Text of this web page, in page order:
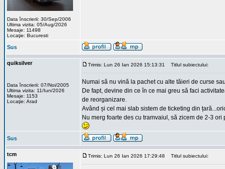
Data înscrierii: 30/Sep/2006
Ultima vizita: 05/Aug/2026
Mesaje: 11498
Locaţie: Bucuresti
Sus
quiksilver
Data înscrierii: 07/Noi/2005
Ultima vizita: 11/Iun/2026
Mesaje: 1153
Locaţie: Arad
Trimis: Lun 26 Ian 2026 15:13:31 Titlul subiectului:
Numai să nu vină la pachet cu alte tăieri de curse
De fapt, devine din ce în ce mai greu să faci
de reorganizare.
Având și cel mai slab sistem de ticketing din
Nu merg foarte des cu tramvaiul, să zicem de 2-3
Sus
tcm Trimis: Lun 26 Ian 2026 17:29:48 Titlul subiectului: